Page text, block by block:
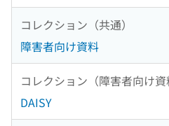
コレクション（共通）
障害者向け資料
コレクション（障害者向け資
DAISY